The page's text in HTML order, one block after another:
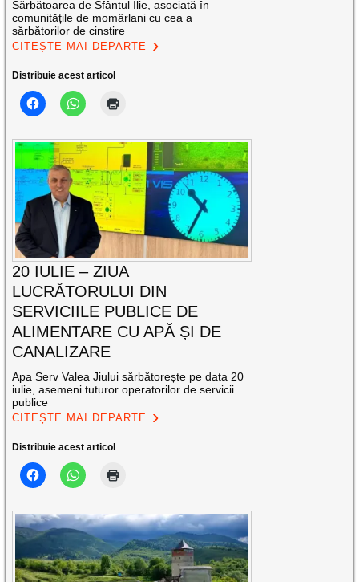
Sărbătoarea de Sfântul Ilie, asociată în
comunitățile de momârlani cu cea a
sărbătorilor de cinstire
CITEȘTE MAI DEPARTE
Distribuie acest articol
20 IULIE – ZIUA
LUCRĂTORULUI DIN
SERVICIILE PUBLICE DE
ALIMENTARE CU APĂ ȘI DE
CANALIZARE
Apa Serv Valea Jiului sărbătorește pe data 20
iulie, asemeni tuturor operatorilor de servicii
publice
CITEȘTE MAI DEPARTE
Distribuie acest articol